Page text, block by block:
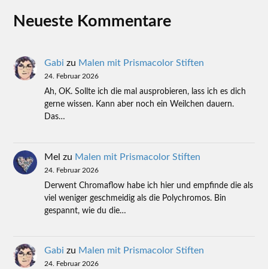
Neueste Kommentare
Gabi zu Malen mit Prismacolor Stiften
24. Februar 2026
Ah, OK. Sollte ich die mal ausprobieren, lass ich es dich
gerne wissen. Kann aber noch ein Weilchen dauern.
Das…
Mel zu Malen mit Prismacolor Stiften
24. Februar 2026
Derwent Chromaflow habe ich hier und empfinde die als
viel weniger geschmeidig als die Polychromos. Bin
gespannt, wie du die…
Gabi zu Malen mit Prismacolor Stiften
24. Februar 2026